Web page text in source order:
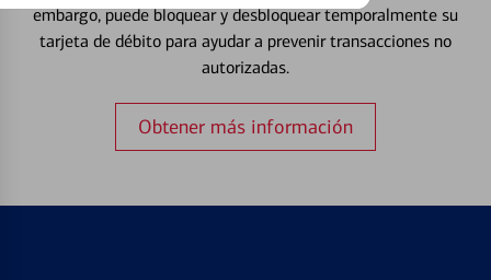
embargo, puede bloquear y desbloquear temporalmente su
tarjeta de débito para ayudar a prevenir transacciones no
autorizadas.
Obtener más información